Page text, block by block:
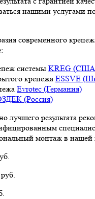
нашими услугами
современного
системы KREG
крепежа ESSVE
Evrotec (Германия)
(Россия)
лучшего результата
монтаж в